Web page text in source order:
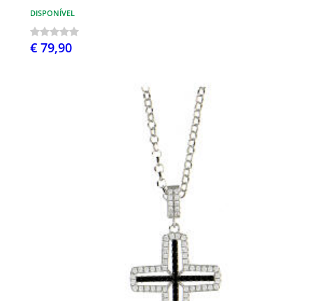
DISPONÍVEL
€ 79,90